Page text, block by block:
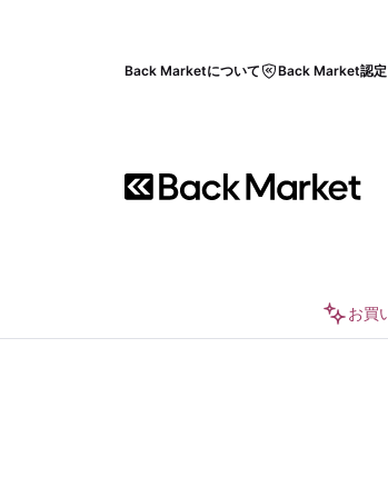
Back Marketについて Back Market認定
お買